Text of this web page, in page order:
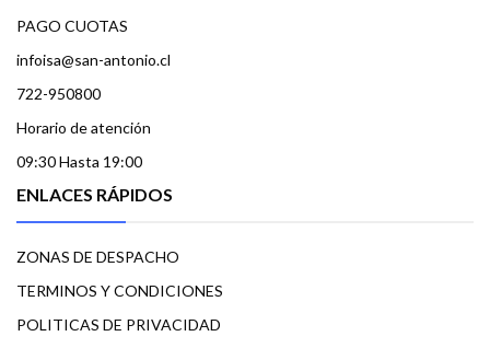
PAGO CUOTAS
infoisa@san-antonio.cl
722-950800
Horario de atención
09:30 Hasta 19:00
ENLACES RÁPIDOS
ZONAS DE DESPACHO
TERMINOS Y CONDICIONES
POLITICAS DE PRIVACIDAD